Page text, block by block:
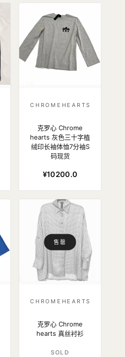
CHROMEHEARTS
克罗心 Chrome
hearts 灰色三十字植
绒印长袖体恤7分袖S
码现货
¥10200.0
售罄
CHROMEHEARTS
克罗心 Chrome
hearts 真丝衬衫
SOLD